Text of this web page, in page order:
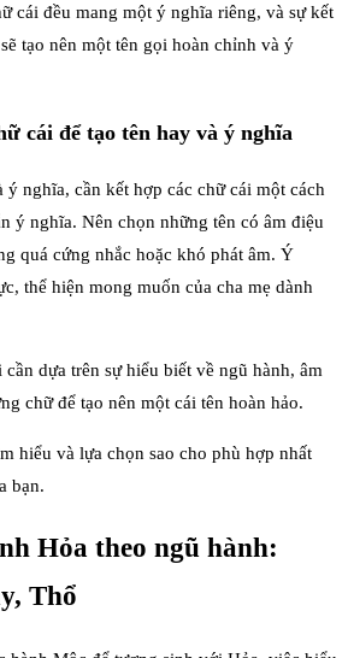
cái đều mang một ý nghĩa riêng, và sự kết
tạo nên một tên gọi hoàn chỉnh và ý
cái để tạo tên hay và ý nghĩa
nghĩa, cần kết hợp các chữ cái một cách
ý nghĩa. Nên chọn những tên có âm điệu
quá cứng nhắc hoặc khó phát âm. Ý
thể hiện mong muốn của cha mẹ dành
dựa trên sự hiểu biết về ngũ hành, âm
chữ để tạo nên một cái tên hoàn hảo.
hiểu và lựa chọn sao cho phù hợp nhất
bạn.
Hỏa theo ngũ hành:
Thổ